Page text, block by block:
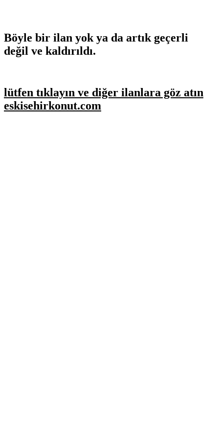
Böyle bir ilan yok ya da artık geçerli
değil ve kaldırıldı.
lütfen tıklayın ve diğer ilanlara göz atın
eskisehirkonut.com